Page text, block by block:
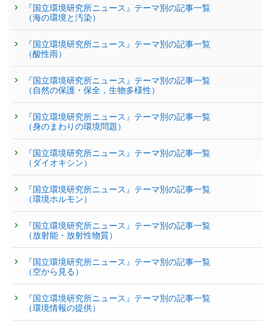
『国立環境研究所ニュース』テーマ別の記事一覧
（海の環境と汚染）
『国立環境研究所ニュース』テーマ別の記事一覧
（酸性雨）
『国立環境研究所ニュース』テーマ別の記事一覧
（自然の保護・保全，生物多様性）
『国立環境研究所ニュース』テーマ別の記事一覧
（身のまわりの環境問題）
『国立環境研究所ニュース』テーマ別の記事一覧
（ダイオキシン）
『国立環境研究所ニュース』テーマ別の記事一覧
（環境ホルモン）
『国立環境研究所ニュース』テーマ別の記事一覧
（放射能・放射性物質）
『国立環境研究所ニュース』テーマ別の記事一覧
（空から見る）
『国立環境研究所ニュース』テーマ別の記事一覧
（環境情報の提供）